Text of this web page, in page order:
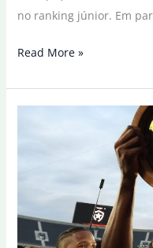
no ranking júnior. Em
Vitória
e
Aberto
Read More »